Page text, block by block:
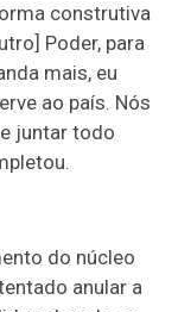
construtiva
Poder, para
mais, eu
ao país. Nós
juntar todo
do núcleo
anular a